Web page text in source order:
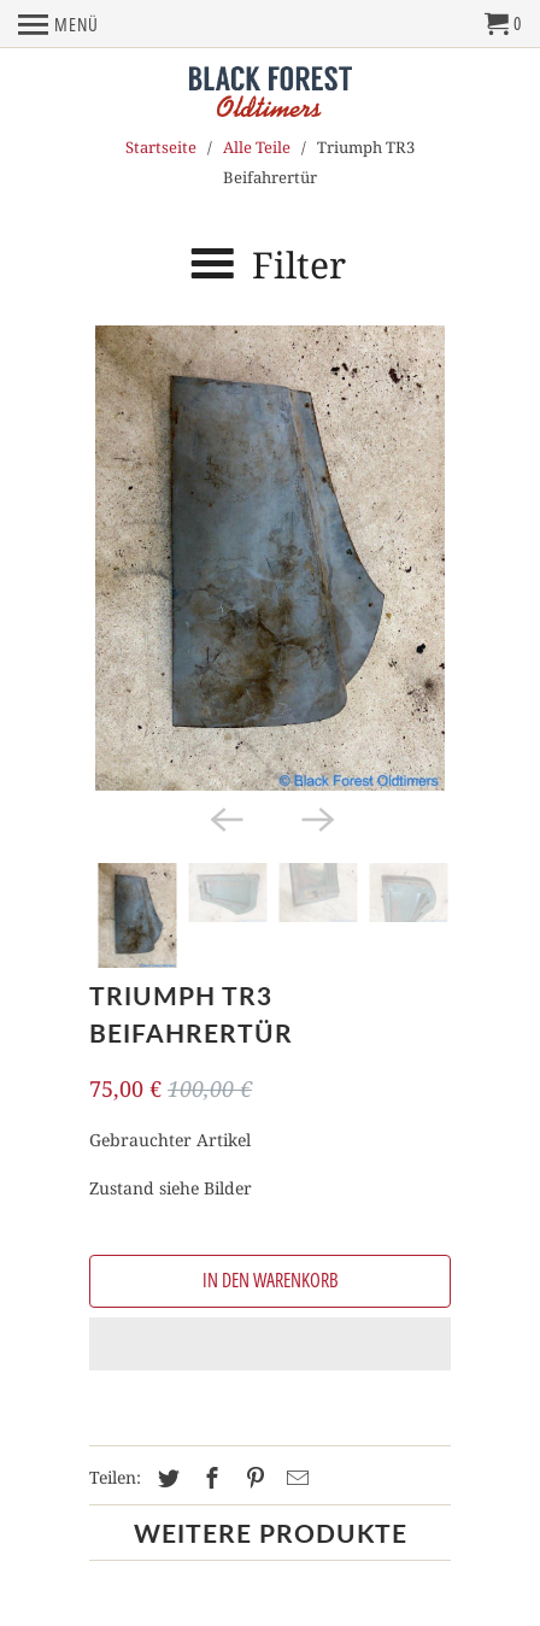
MENÜ 0
Startseite / Alle Teile / Triumph TR3
Beifahrertür
Filter
TRIUMPH TR3
BEIFAHRERTÜR
75,00 € 100,00 €
Gebrauchter Artikel
Zustand siehe Bilder
IN DEN WARENKORB
Teilen:
WEITERE PRODUKTE